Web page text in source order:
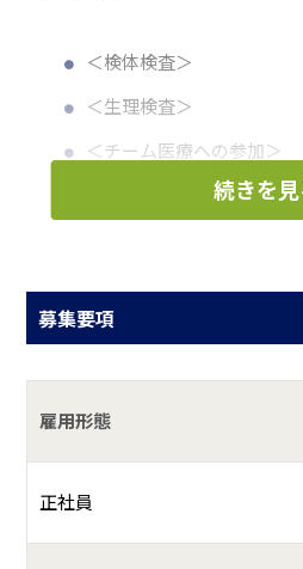
＜検体検査＞
＜生理検査＞
＜チーム医療への参加＞
安房地域は房総半島の南端に位置
で温暖な土地です。この地域で安
てはならない病院です。また、
上にも力を入れています。
続きを
募集要項
雇用形態
正社員